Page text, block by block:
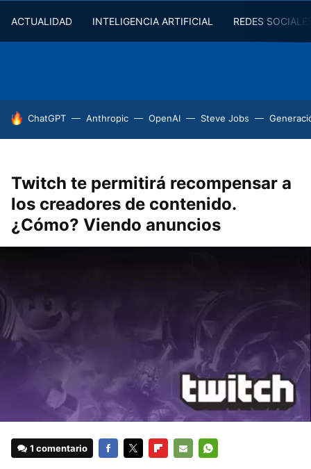
ACTUALIDAD INTELIGENCIA ARTIFICIAL REDES
HOY SE HABLA DE
ChatGPT Anthropic OpenAI Steve Jobs
Twitch te permitirá recompensar a
los creadores de contenido.
¿Cómo? Viendo anuncios
1 comentario